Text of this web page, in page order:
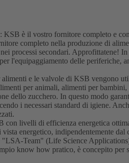
KSB è il vostro fornitore completo e
completo nella produzione di
processi secondari. Approfittatene!
l'equipaggiamento delle periferiche,
alimenti e le valvole di KSB vengono
per animali, alimenti per
dello zucchero. In questo modo
i necessari standard di igiene.
con livelli di efficienza energetica
energetico, indipendentemente dal
Team" (Life Science
know how pratico, è concepito per